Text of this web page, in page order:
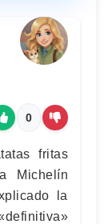
0
fritas
Michelín
la